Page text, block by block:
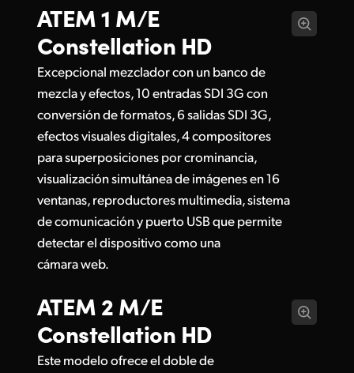
ATEM 1 M/E
Constellation HD
Excepcional mezclador con un banco de
mezcla y efectos, 10 entradas SDI 3G con
conversión de formatos, 6 salidas SDI 3G,
efectos visuales digitales, 4 compositores
para superposiciones por crominancia,
visualización simultánea de imágenes en 16
ventanas, reproductores multimedia, sistema
de comunicación y puerto USB que permite
detectar el dispositivo como una
cámara web.
ATEM 2 M/E
Constellation HD
Este modelo ofrece el doble de